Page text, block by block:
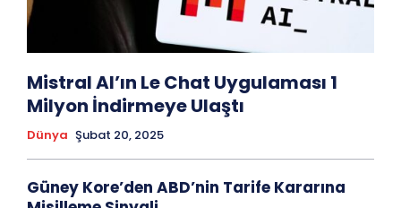
Mistral AI’ın Le Chat Uygulaması 1
Milyon İndirmeye Ulaştı
Dünya Şubat 20, 2025
Güney Kore’den ABD’nin Tarife Kararına